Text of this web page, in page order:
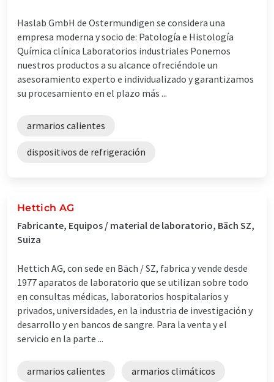
Haslab GmbH de Ostermundigen se considera una
empresa moderna y socio de: Patología e Histología
Química clínica Laboratorios industriales Ponemos
nuestros productos a su alcance ofreciéndole un
asesoramiento experto e individualizado y garantizamos
su procesamiento en el plazo más ...
armarios calientes
dispositivos de refrigeración
Hettich AG
Fabricante, Equipos / material de laboratorio, Bäch SZ,
Suiza
Hettich AG, con sede en Bäch / SZ, fabrica y vende desde
1977 aparatos de laboratorio que se utilizan sobre todo
en consultas médicas, laboratorios hospitalarios y
privados, universidades, en la industria de investigación y
desarrollo y en bancos de sangre. Para la venta y el
servicio en la parte ...
armarios calientes armarios climáticos